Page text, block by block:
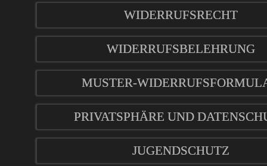
WIDERRUFSRECHT
WIDERRUFSBELEHRUNG
MUSTER-
PRIVATSPHÄRE UND
JUGENDSCHUTZ